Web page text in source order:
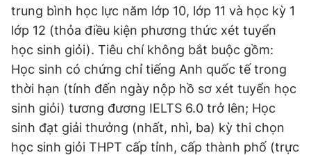
Đặt báo Quảng cáo RSS Tòa soạn Chính sách bảo
Tổng biên tập: Nguyễn Ngọc Toàn
Phó tổng biên tập thường trực: Hải Thành
Phó tổng biên tập: Lâm Hiếu Dũng
Phó tổng biên tập: Trần Việt Hưng
Tổng thư ký tòa soạn: Đức Trung
Giấy phép xuất bản số 110/GP - BTTTT cấp ngày 24.3.2020
© 2003-2026 Bản quyền thuộc về Báo Thanh Niên. Cấm sao
chép dưới mọi hình thức nếu không có sự chấp thuận bằng văn
bản. Phát triển bởi ePi Technologies, JSC.
trung bình học lực năm lớp 10, lớp 11 và học kỳ 1
lớp 12 (thỏa điều kiện phương thức xét tuyển
học sinh giỏi). Tiêu chí không bắt buộc gồm:
Học sinh có chứng chỉ tiếng Anh quốc tế trong
thời hạn (tính đến ngày nộp hồ sơ xét tuyển học
sinh giỏi) tương đương IELTS 6.0 trở lên; Học
sinh đạt giải thưởng (nhất, nhì, ba) kỳ thi chọn
học sinh giỏi THPT cấp tỉnh, cấp thành phố (trực